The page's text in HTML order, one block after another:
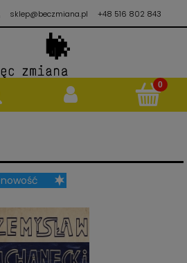
sklep@beczmiana.pl +48 516 802 843
nowość